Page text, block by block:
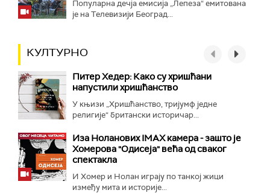
Популарна дечја емисија „Лепеза“ емитована
је на Телевизији Београд...
КУЛТУРНО
Питер Хедер: Како су хришћани
напустили хришћанство
У књизи „Хришћанство, тријумф једне
религије“ британски историчар...
Иза Ноланових IMAX камера - зашто је
Хомерова "Одисеја" већа од сваког
спектакла
И Хомер и Нолан играју по танкој жици
између мита и историје...